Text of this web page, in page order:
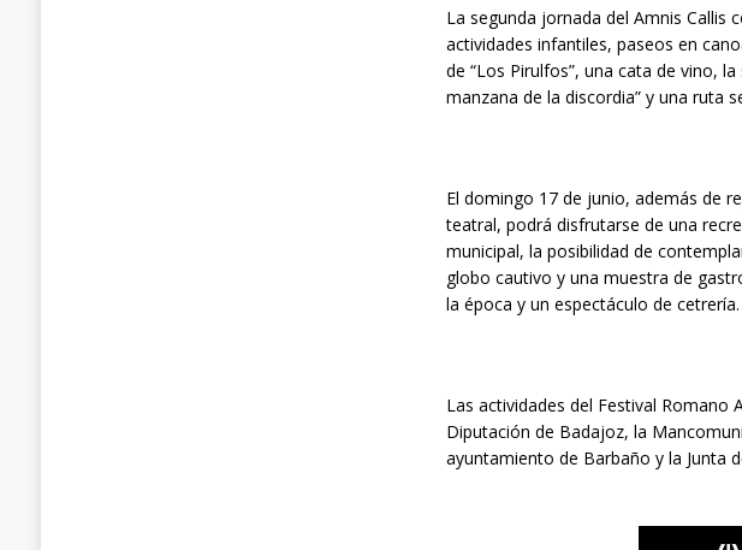
La segunda jornada del Amnis Callis
actividades infantiles, paseos en
de “Los Pirulfos”, una cata de vino,
manzana de la discordia” y una ruta
El domingo 17 de junio, además de
teatral, podrá disfrutarse de una
municipal, la posibilidad de
globo cautivo y una muestra de
la época y un espectáculo de cetrería.
Las actividades del Festival Romano
Diputación de Badajoz, la
ayuntamiento de Barbaño y la Junta